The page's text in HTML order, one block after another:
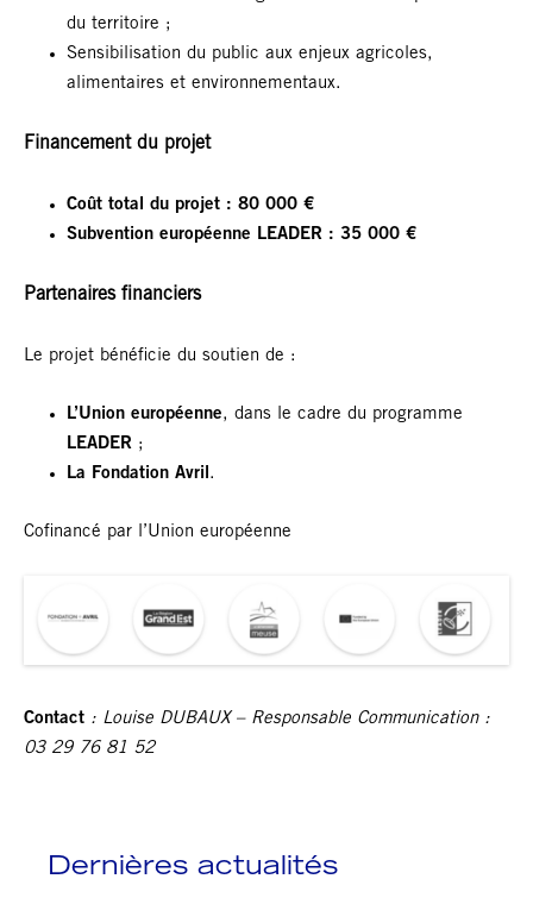
du territoire ;
Sensibilisation du public aux enjeux agricoles,
alimentaires et environnementaux.
Financement du projet
Coût total du projet : 80 000 €
Subvention européenne LEADER : 35 000 €
Partenaires financiers
Le projet bénéficie du soutien de :
L’Union européenne, dans le cadre du programme
LEADER ;
La Fondation Avril .
Cofinancé par l’Union européenne
Contact : Louise DUBAUX – Responsable Communication :
03 29 76 81 52
Dernières actualités